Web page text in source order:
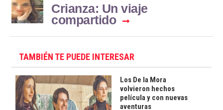
Crianza: Un viaje
compartido
TAMBIÉN TE PUEDE INTERESAR
Los De la Mora
volvieron hechos
película y con nuevas
aventuras